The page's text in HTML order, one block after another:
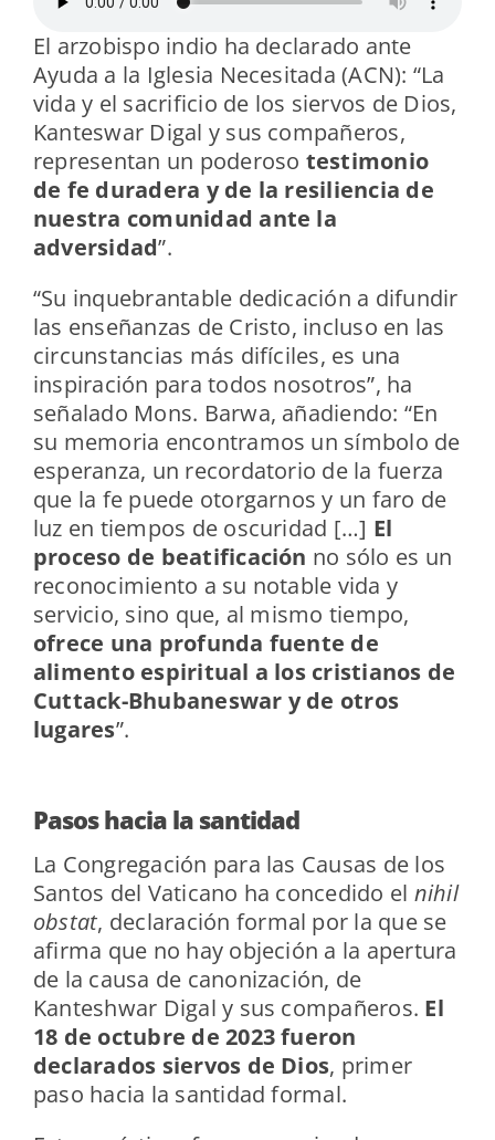
El arzobispo indio ha declarado ante
Ayuda a la Iglesia Necesitada (ACN): “La
vida y el sacrificio de los siervos de Dios,
Kanteswar Digal y sus compañeros,
representan un poderoso testimonio
de fe duradera y de la resiliencia de
nuestra comunidad ante la
adversidad”.
“Su inquebrantable dedicación a difundir
las enseñanzas de Cristo, incluso en las
circunstancias más difíciles, es una
inspiración para todos nosotros”, ha
señalado Mons. Barwa, añadiendo: “En
su memoria encontramos un símbolo de
esperanza, un recordatorio de la fuerza
que la fe puede otorgarnos y un faro de
luz en tiempos de oscuridad […] El
proceso de beatificación no sólo es un
reconocimiento a su notable vida y
servicio, sino que, al mismo tiempo,
ofrece una profunda fuente de
alimento espiritual a los cristianos de
Cuttack-Bhubaneswar y de otros
lugares”.
Pasos hacia la santidad
La Congregación para las Causas de los
Santos del Vaticano ha concedido el nihil
obstat, declaración formal por la que se
afirma que no hay objeción a la apertura
de la causa de canonización, de
Kanteshwar Digal y sus compañeros. El
18 de octubre de 2023 fueron
declarados siervos de Dios, primer
paso hacia la santidad formal.